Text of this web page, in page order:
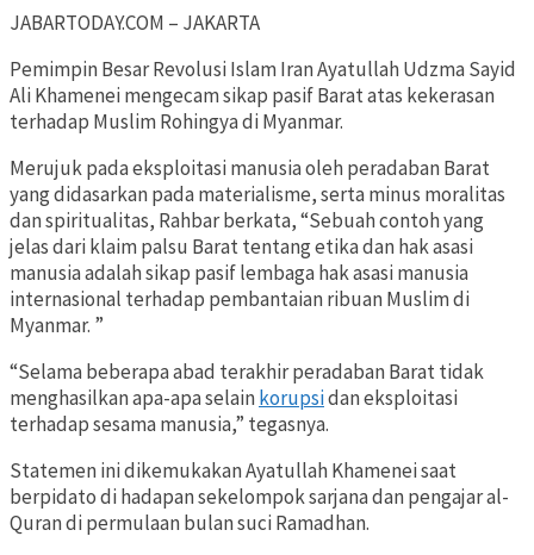
JABARTODAY.COM – JAKARTA
Pemimpin Besar Revolusi Islam Iran Ayatullah Udzma Sayid
Ali Khamenei mengecam sikap pasif Barat atas kekerasan
terhadap Muslim Rohingya di Myanmar.
Merujuk pada eksploitasi manusia oleh peradaban Barat
yang didasarkan pada materialisme, serta minus moralitas
dan spiritualitas, Rahbar berkata, “Sebuah contoh yang
jelas dari klaim palsu Barat tentang etika dan hak asasi
manusia adalah sikap pasif lembaga hak asasi manusia
internasional terhadap pembantaian ribuan Muslim di
Myanmar. ”
“Selama beberapa abad terakhir peradaban Barat tidak
menghasilkan apa-apa selainkorupsidan eksploitasi
terhadap sesama manusia,” tegasnya.
Statemen ini dikemukakan Ayatullah Khamenei saat
berpidato di hadapan sekelompok sarjana dan pengajar al-
Quran di permulaan bulan suci Ramadhan.